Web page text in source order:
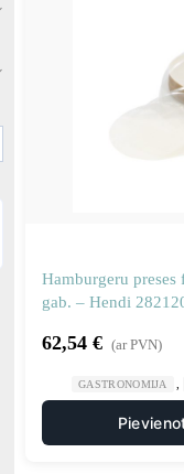
Hamburgeru
gab. – Hendi
62,54 € (ar PVN)
GASTRONOMIJA